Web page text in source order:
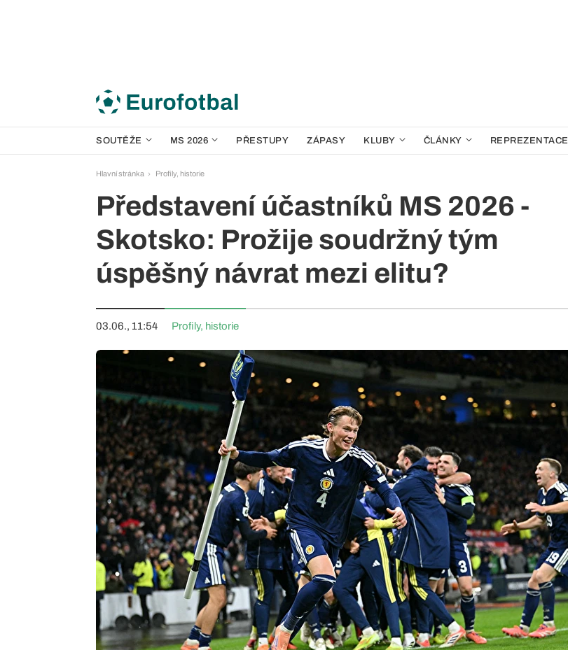
SOUTĚŽE MS 2026 PŘESTUPY ZÁPASY KLUBY ČLÁNKY REPREZENTACE
Hlavní stránka Profily, historie
Představení účastníků MS 2026 -
Skotsko: Prožije soudržný tým
úspěšný návrat mezi elitu?
03.06., 11:54 Profily, historie